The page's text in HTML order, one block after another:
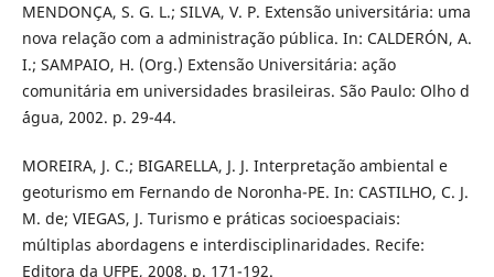
MENDONÇA, S. G. L.; SILVA, V. P. Extensão universitária: uma
nova relação com a administração pública. In: CALDERÓN, A.
I.; SAMPAIO, H. (Org.) Extensão Universitária: ação
comunitária em universidades brasileiras. São Paulo: Olho d
´água, 2002. p. 29-44.
MOREIRA, J. C.; BIGARELLA, J. J. Interpretação ambiental e
geoturismo em Fernando de Noronha-PE. In: CASTILHO, C. J.
M. de; VIEGAS, J. Turismo e práticas socioespaciais:
múltiplas abordagens e interdisciplinaridades. Recife:
Editora da UFPE, 2008. p. 171-192.